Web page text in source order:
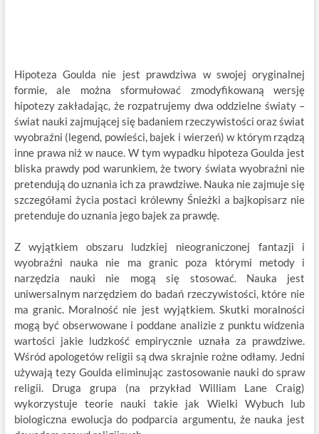
Hipoteza Goulda nie jest prawdziwa w swojej oryginalnej
formie, ale można sformułować zmodyfikowaną wersję
hipotezy zakładając, że rozpatrujemy dwa oddzielne światy –
świat nauki zajmującej się badaniem rzeczywistości oraz świat
wyobraźni (legend, powieści, bajek i wierzeń) w którym rządzą
inne prawa niż w nauce. W tym wypadku hipoteza Goulda jest
bliska prawdy pod warunkiem, że twory świata wyobraźni nie
pretendują do uznania ich za prawdziwe. Nauka nie zajmuje się
szczegółami życia postaci królewny Śnieżki a bajkopisarz nie
pretenduje do uznania jego bajek za prawdę.
Z wyjątkiem obszaru ludzkiej nieograniczonej fantazji i
wyobraźni nauka nie ma granic poza którymi metody i
narzędzia nauki nie mogą się stosować. Nauka jest
uniwersalnym narzędziem do badań rzeczywistości, które nie
ma granic. Moralność nie jest wyjątkiem. Skutki moralności
mogą być obserwowane i poddane analizie z punktu widzenia
wartości jakie ludzkość empirycznie uznała za prawdziwe.
Wśród apologetów religii są dwa skrajnie rożne odłamy. Jedni
używają tezy Goulda eliminując zastosowanie nauki do spraw
religii. Druga grupa (na przykład William Lane Craig)
wykorzystuje teorie nauki takie jak Wielki Wybuch lub
biologiczna ewolucja do podparcia argumentu, że nauka jest